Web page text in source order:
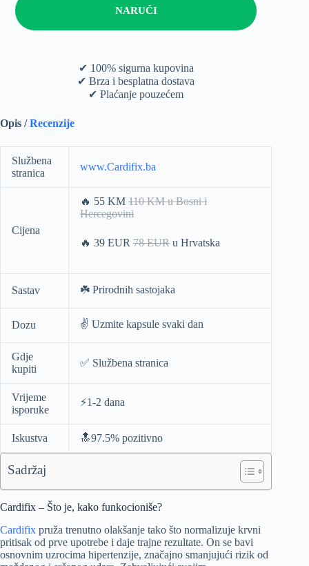
NARUČI
✔ 100% sigurna kupovina
✔ Brza i besplatna dostava
✔ Plaćanje pouzećem
Opis /Recenzije
Službena
stranica
www.Cardifix.ba
Cijena
🔥 55 KM 110 KM u Bosni i
Hercegovini
🔥 39 EUR 78 EUR u Hrvatska
Sastav ☘️ Prirodnih sastojaka
Dozu ✌️ Uzmite kapsule svaki dan
Gdje
kupiti
✅ Službena stranica
Vrijeme
isporuke
⚡️1-2 dana
Iskustva 🔝97.5% pozitivno
Sadržaj
Cardifix – Što je, kako funkocioniše?
Cardifix pruža trenutno olakšanje tako što normalizuje krvni
pritisak od prve upotrebe i daje trajne rezultate. On se bavi
osnovnim uzrocima hipertenzije, značajno smanjujući rizik od